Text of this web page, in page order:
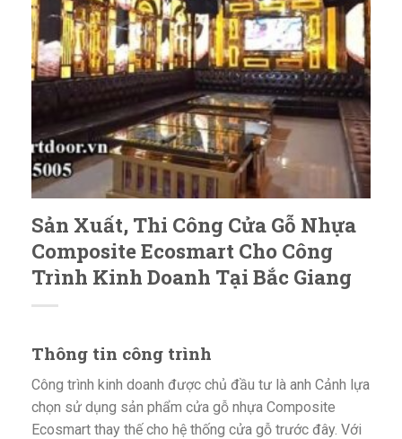
Sản Xuất, Thi Công Cửa Gỗ Nhựa
Composite Ecosmart Cho Công
Trình Kinh Doanh Tại Bắc Giang
Thông tin công trình
Công trình kinh doanh được chủ đầu tư là anh Cảnh lựa
chọn sử dụng sản phẩm cửa gỗ nhựa Composite
Ecosmart thay thế cho hệ thống cửa gỗ trước đây. Với